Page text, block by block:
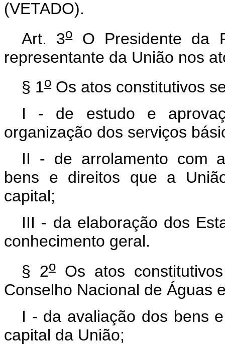
(VETADO).
Art. 3oO Presidente da
representante da União nos
§ 1o Os atos constitutivos
I - de estudo e
organização dos serviços
II - de arrolamento com
bens e direitos que a
capital;
III - da elaboração dos
conhecimento geral.
§ 2oOs atos
Conselho Nacional de Águas
I - da avaliação dos bens
capital da União;